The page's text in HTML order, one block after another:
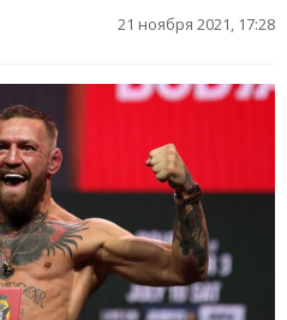
21 ноября 2021, 17:28